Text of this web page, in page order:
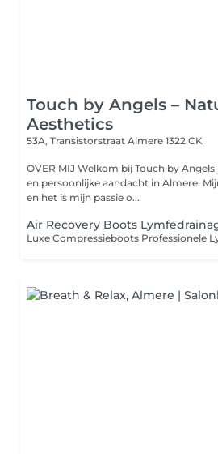
Touch by Angels –
Aesthetics
53A, Transistorstraat Almere 1322 CK
OVER MIJ Welkom bij Touch by Angels jouw plek van rust, luxe
en persoonlijke aandacht in Almere. Mijn naam is Sharon Angel,
en het is mijn passie o...
Air Recovery Boots